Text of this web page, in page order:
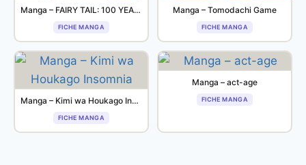
Manga – FAIRY TAIL: 100 YEARS QUEST
FICHE MANGA
Manga – Tomodachi Game
FICHE MANGA
Manga – Kimi wa Houkago Insomnia
FICHE MANGA
Manga – act-age
FICHE MANGA